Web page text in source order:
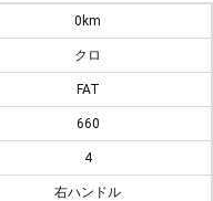
0km
クロ
FAT
660
4
右ハンドル